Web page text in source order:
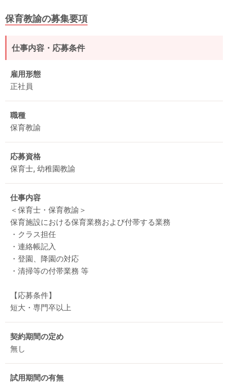
保育教諭の募集要項
仕事内容・応募条件
雇用形態
正社員
職種
保育教諭
応募資格
保育士, 幼稚園教諭
仕事内容
＜保育士・保育教諭＞
保育施設における保育業務および付帯する業務
・クラス担任
・連絡帳記入
・登園、降園の対応
・清掃等の付帯業務 等
【応募条件】
短大・専門卒以上
契約期間の定め
無し
試用期間の有無